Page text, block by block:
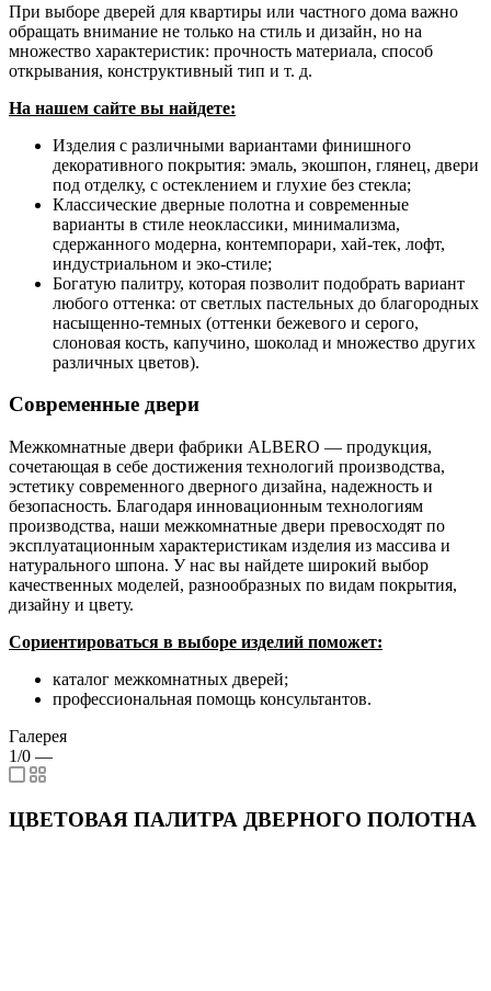
При выборе дверей для квартиры или частного дома важно
обращать внимание не только на стиль и дизайн, но на
множество характеристик: прочность материала, способ
открывания, конструктивный тип и т. д.
На нашем сайте вы найдете:
Изделия с различными вариантами финишного
декоративного покрытия: эмаль, экошпон, глянец, двери
под отделку, с остеклением и глухие без стекла;
Классические дверные полотна и современные
варианты в стиле неоклассики, минимализма,
сдержанного модерна, контемпорари, хай-тек, лофт,
индустриальном и эко-стиле;
Богатую палитру, которая позволит подобрать вариант
любого оттенка: от светлых пастельных до благородных
насыщенно-темных (оттенки бежевого и серого,
слоновая кость, капучино, шоколад и множество других
различных цветов).
Современные двери
Межкомнатные двери фабрики ALBERO — продукция,
сочетающая в себе достижения технологий производства,
эстетику современного дверного дизайна, надежность и
безопасность. Благодаря инновационным технологиям
производства, наши межкомнатные двери превосходят по
эксплуатационным характеристикам изделия из массива и
натурального шпона. У нас вы найдете широкий выбор
качественных моделей, разнообразных по видам покрытия,
дизайну и цвету.
Сориентироваться в выборе изделий поможет:
каталог межкомнатных дверей;
профессиональная помощь консультантов.
Галерея
1/0 —
ЦВЕТОВАЯ ПАЛИТРА ДВЕРНОГО ПОЛОТНА